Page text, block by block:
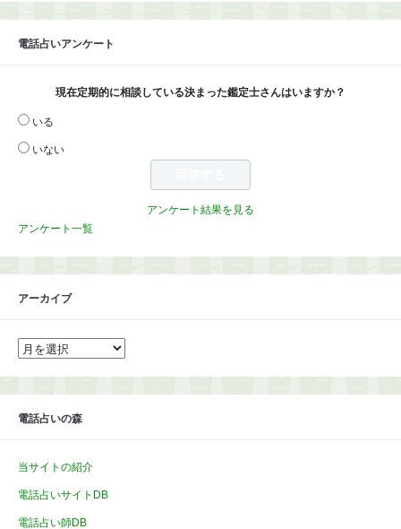
電話占いアンケート
現在定期的に相談している決まった鑑定士さんはいますか？
いる
いない
アンケート結果を見る
アンケート一覧
アーカイブ
ア
ー
イ
電話占いの森
当サイトの紹介
電話占いサイトDB
電話占い師DB